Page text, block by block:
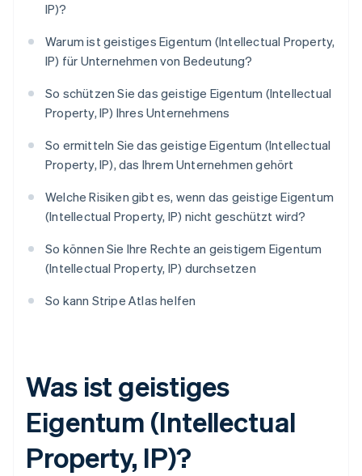
IP)?
Warum ist geistiges Eigentum (Intellectual Property,
IP) für Unternehmen von Bedeutung?
So schützen Sie das geistige Eigentum (Intellectual
Property, IP) Ihres Unternehmens
So ermitteln Sie das geistige Eigentum (Intellectual
Property, IP), das Ihrem Unternehmen gehört
Welche Risiken gibt es, wenn das geistige Eigentum
(Intellectual Property, IP) nicht geschützt wird?
So können Sie Ihre Rechte an geistigem Eigentum
(Intellectual Property, IP) durchsetzen
So kann Stripe Atlas helfen
Was ist geistiges
Eigentum (Intellectual
Property, IP)?